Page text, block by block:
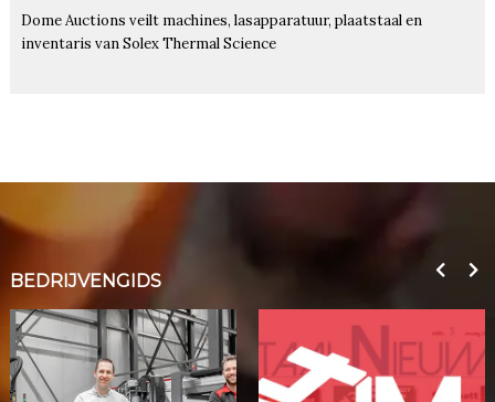
Dome Auctions veilt machines, lasapparatuur, plaatstaal en
inventaris van Solex Thermal Science
BEDRIJVENGIDS